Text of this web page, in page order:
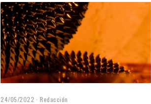
24/05/2022 Redacción